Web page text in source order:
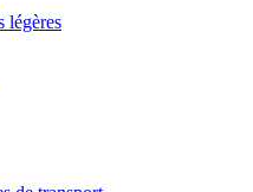
légères